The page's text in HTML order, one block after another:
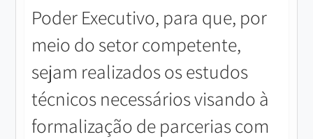
Poder Executivo, para que, por
meio do setor competente,
sejam realizados os estudos
técnicos necessários visando à
formalização de parcerias com